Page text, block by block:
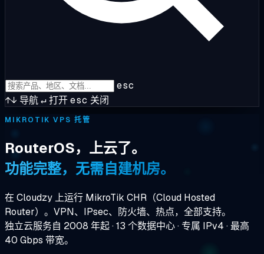
esc
↑↓ 导航↵打开esc 关闭
MIKROTIK VPS 托管
RouterOS，上云了。
功能完整，无需自建机房。
在 Cloudzy 上运行 MikroTik CHR（Cloud Hosted
Router）。VPN、IPsec、防火墙、热点，全部支持。
独立云服务自 2008 年起 · 13 个数据中心 · 专属 IPv4 · 最高
40 Gbps 带宽。